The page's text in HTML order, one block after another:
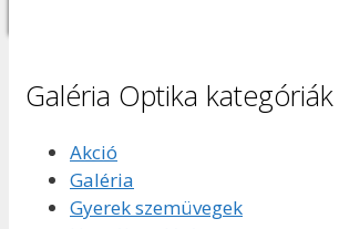
Galéria Optika kategóriák
Akció
Galéria
Gyerek szemüvegek